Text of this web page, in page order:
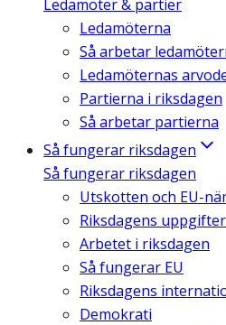
Ledamöter & partier
Ledamöterna
Så arbetar
Ledamöternas
Partierna i riksdagen
Så arbetar partierna
Så fungerar riksdagen
Så fungerar riksdagen
Utskotten och EU-
Riksdagens uppgifter
Arbetet i riksdagen
Så fungerar EU
Riksdagens
Demokrati